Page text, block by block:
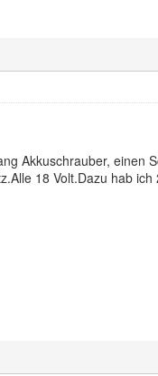
Akkuschrauber, einen
18 Volt.Dazu hab